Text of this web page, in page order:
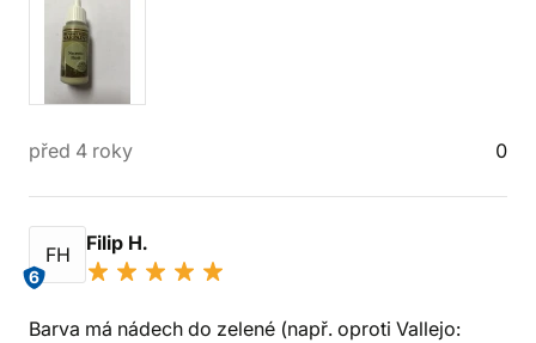
před 4 roky 0
FH
6
Filip H.
Barva má nádech do zelené (např. oproti Vallejo: